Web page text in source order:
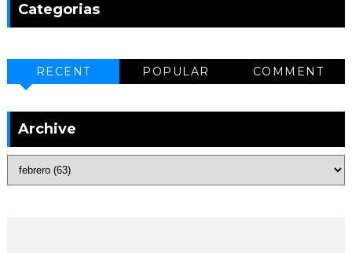
Categorias
RECENT POPULAR COMMENT
Archive